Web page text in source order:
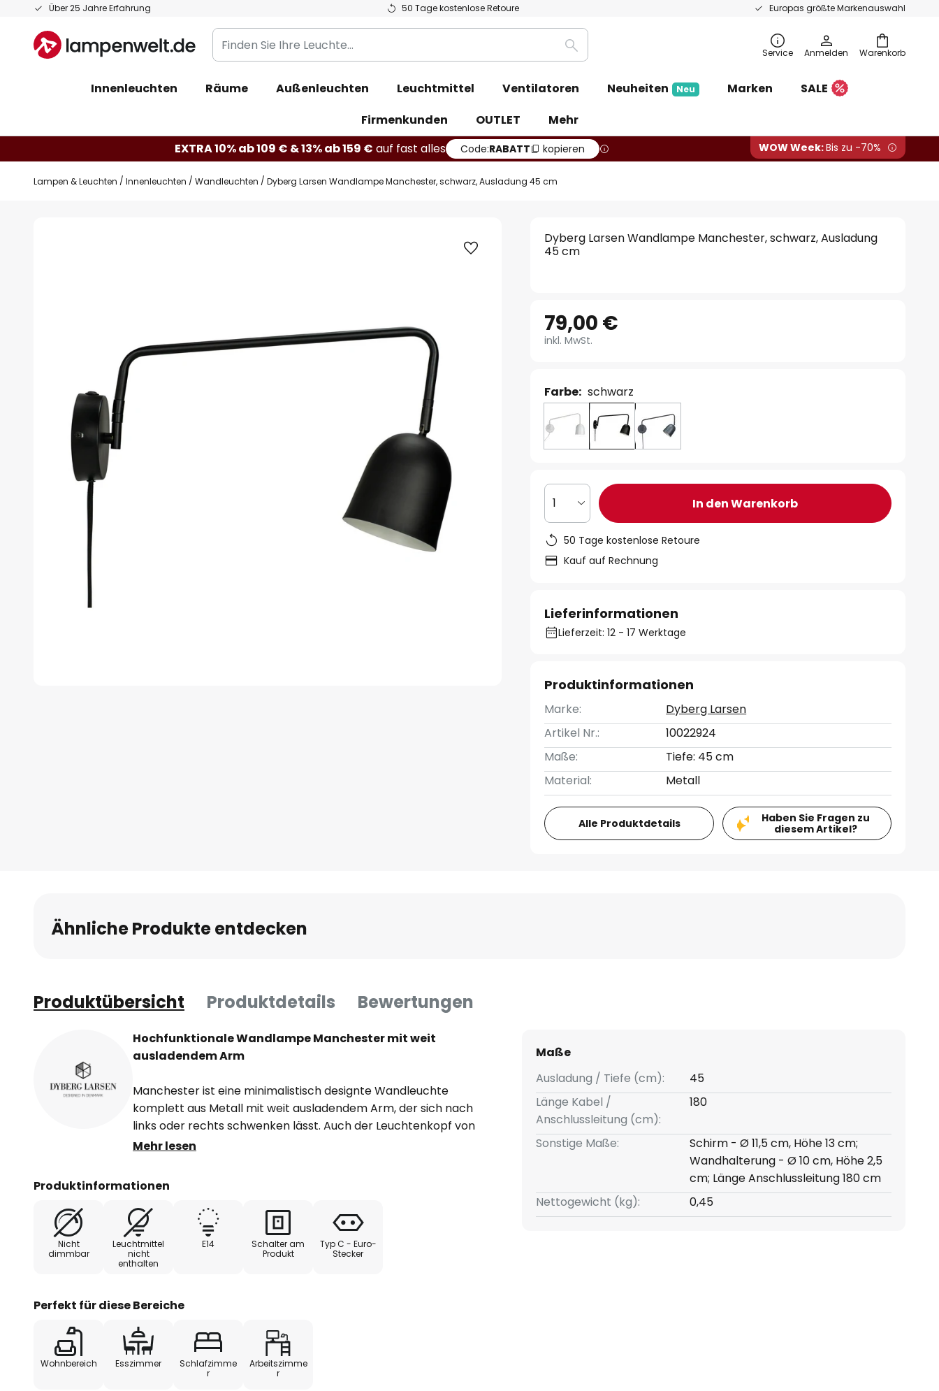
Über 25 Jahre Erfahrung 50 Tage kostenlose Retoure Europas größte Markenauswahl
Zum
springen
Warenkorb
Finden
Sie
Leuchte...
Suche Service Anmelden
Innenleuchten Räume Außenleuchten Leuchtmittel Ventilatoren Neuheiten Neu Marken
SALE
Firmenkunden
OUTLET
Mehr
EXTRA 10% ab 109 € & 13% ab 159 € auf fast alles Code:RABATT kopieren WOW Week:Bis zu -70%
Lampen & Leuchten Innenleuchten Wandleuchten Dyberg Larsen Wandlampe Manchester, schwarz, Ausladung 45 cm
Dyberg Larsen Wandlampe Manchester, schwarz, Ausladung
45 cm
79,00 €
inkl. MwSt.
Farbe: schwarz
1 In den Warenkorb
50 Tage kostenlose Retoure
Kauf auf Rechnung
Lieferinformationen
Lieferzeit: 12 - 17 Werktage
Produktinformationen
Marke:
Dyberg Larsen
Artikel Nr.:
10022924
Maße:
Tiefe: 45 cm
Material:
Metall
Alle Produktdetails
Haben Sie Fragen zu
diesem Artikel?
Ähnliche Produkte entdecken
Produktübersicht Produktdetails Bewertungen
Hochfunktionale Wandlampe Manchester mit weit
ausladendem Arm
Manchester ist eine minimalistisch designte Wandleuchte
komplett aus Metall mit weit ausladendem Arm, der sich nach
links oder rechts schwenken lässt. Auch der Leuchtenkopf von
Manchester ist verstellbar. Aufgrund dieser Flexibilität kann das
Helligkeit benötigt wird.
den an der Wandhalterung verbauten Schalter.
Mehr lesen
Produktinformationen
Nicht
dimmbar
Leuchtmittel
nicht
enthalten
E14
Schalter am
Produkt
Typ C - Euro-
Stecker
Perfekt für diese Bereiche
Wohnbereich Esszimmer
Schlafzimme
r
Arbeitszimme
r
Maße
Ausladung / Tiefe (cm):
45
Länge Kabel /
Anschlussleitung (cm):
180
Sonstige Maße:
Schirm - Ø 11,5 cm, Höhe 13 cm;
Wandhalterung - Ø 10 cm, Höhe 2,5
cm; Länge Anschlussleitung 180 cm
Nettogewicht (kg):
0,45